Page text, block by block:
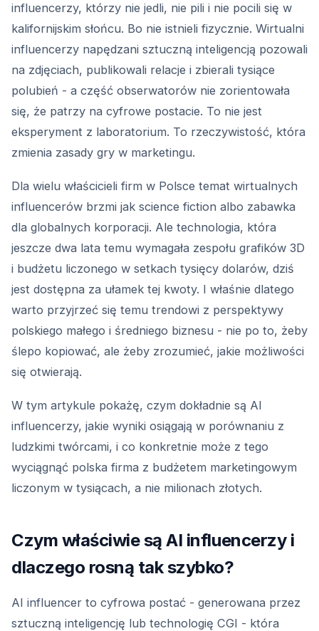
influencerzy, którzy nie jedli, nie pili i nie pocili się w
kalifornijskim słońcu. Bo nie istnieli fizycznie. Wirtualni
influencerzy napędzani sztuczną inteligencją pozowali
na zdjęciach, publikowali relacje i zbierali tysiące
polubień - a część obserwatorów nie zorientowała
się, że patrzy na cyfrowe postacie. To nie jest
eksperyment z laboratorium. To rzeczywistość, która
zmienia zasady gry w marketingu.
Dla wielu właścicieli firm w Polsce temat wirtualnych
influencerów brzmi jak science fiction albo zabawka
dla globalnych korporacji. Ale technologia, która
jeszcze dwa lata temu wymagała zespołu grafików 3D
i budżetu liczonego w setkach tysięcy dolarów, dziś
jest dostępna za ułamek tej kwoty. I właśnie dlatego
warto przyjrzeć się temu trendowi z perspektywy
polskiego małego i średniego biznesu - nie po to, żeby
ślepo kopiować, ale żeby zrozumieć, jakie możliwości
się otwierają.
W tym artykule pokażę, czym dokładnie są AI
influencerzy, jakie wyniki osiągają w porównaniu z
ludzkimi twórcami, i co konkretnie może z tego
wyciągnąć polska firma z budżetem marketingowym
liczonym w tysiącach, a nie milionach złotych.
Czym właściwie są AI influencerzy i
dlaczego rosną tak szybko?
AI influencer to cyfrowa postać - generowana przez
sztuczną inteligencję lub technologię CGI - która